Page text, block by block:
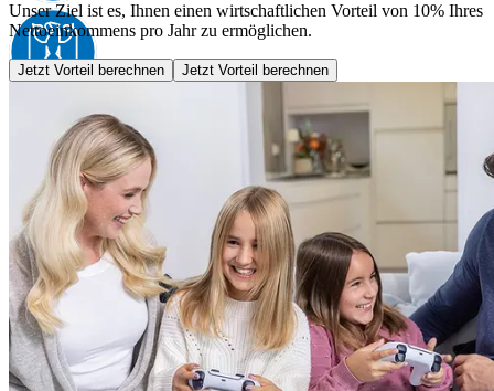
Unser Ziel ist es, Ihnen einen wirtschaftlichen Vorteil von 10% Ihres
Nettoeinkommens pro Jahr zu ermöglichen.
Jetzt Vorteil berechnen Jetzt Vorteil berechnen